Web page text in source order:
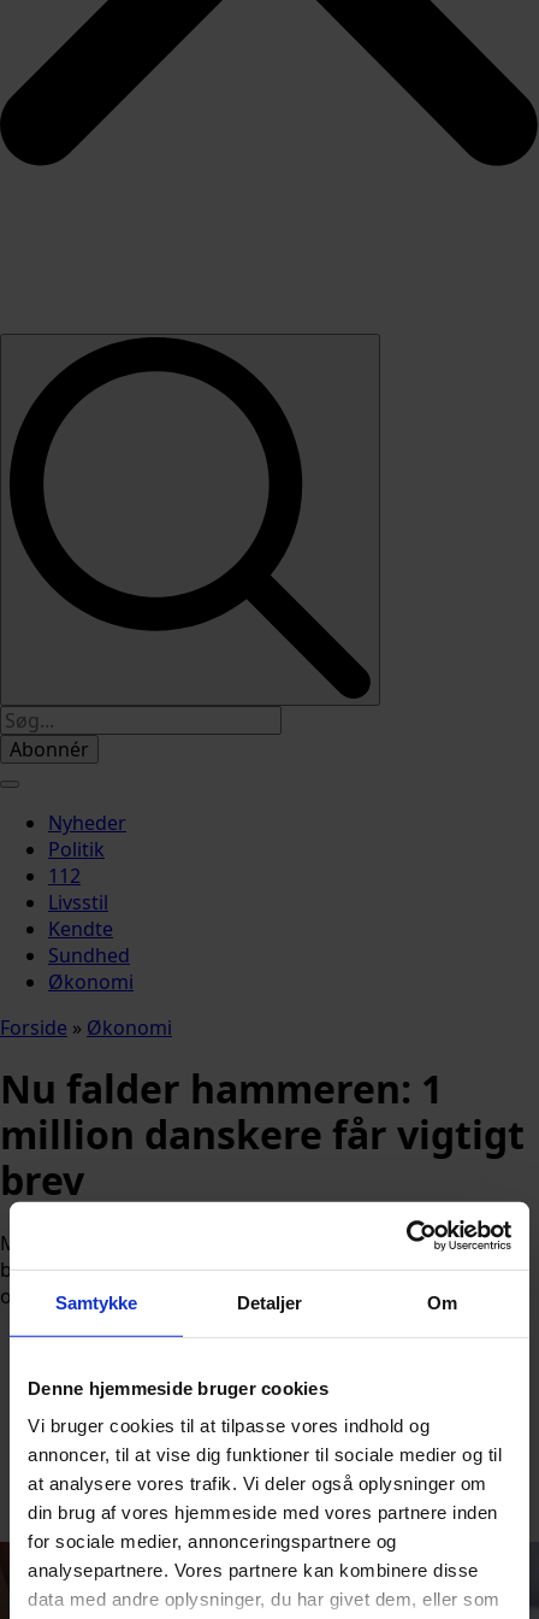
Samtykke Detaljer Om
Denne hjemmeside bruger cookies
Vi bruger cookies til at tilpasse vores indhold og
annoncer, til at vise dig funktioner til sociale medier og til
at analysere vores trafik. Vi deler også oplysninger om
din brug af vores hjemmeside med vores partnere inden
for sociale medier, annonceringspartnere og
analysepartnere. Vores partnere kan kombinere disse
data med andre oplysninger, du har givet dem, eller som
Abonnér
Nyheder
Politik
112
Livsstil
Kendte
Sundhed
Økonomi
Forside » Økonomi
Nu falder hammeren: 1
million danskere får vigtigt
brev
Mere end en million danskere modtager i disse uger et
brev, der kan betyde, at de får penge tilbage og skal hoste
op.
AfNicolai Ohlsen
Udgivet:27. maj 2026 kl. 13:02